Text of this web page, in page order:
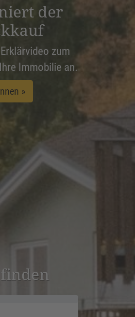
der
zum
Immobilie an.
»